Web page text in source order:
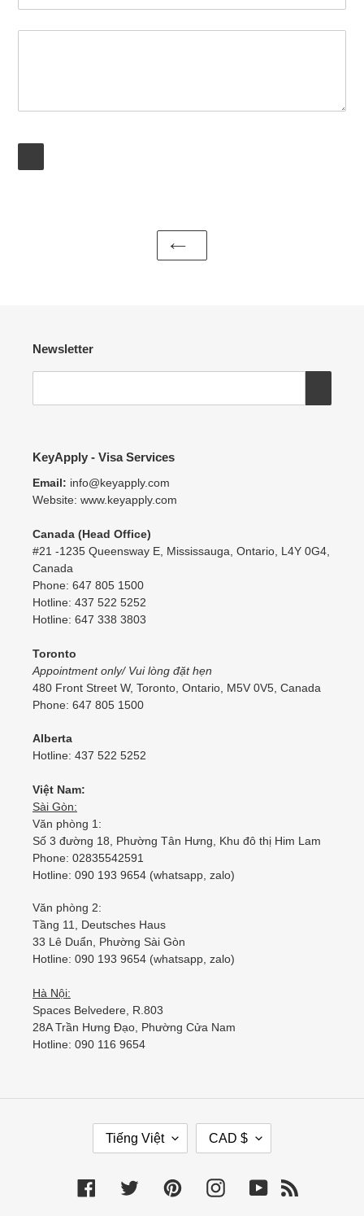
Newsletter
KeyApply - Visa Services
Email: info@keyapply.com
Website: www.keyapply.com
Canada (Head Office)
#21 -1235 Queensway E, Mississauga, Ontario, L4Y 0G4,
Canada
Phone: 647 805 1500
Hotline: 437 522 5252
Hotline: 647 338 3803
Toronto
Appointment only/ Vui lòng đặt hẹn
480 Front Street W, Toronto, Ontario, M5V 0V5, Canada
Phone: 647 805 1500
Alberta
Hotline: 437 522 5252
Việt Nam:
Sài Gòn:
Văn phòng 1:
Số 3 đường 18, Phường Tân Hưng, Khu đô thị Him Lam
Phone: 02835542591
Hotline: 090 193 9654 (whatsapp, zalo)
Văn phòng 2:
Tầng 11, Deutsches Haus
33 Lê Duẩn, Phường Sài Gòn
Hotline: 090 193 9654 (whatsapp, zalo)
Hà Nội:
Spaces Belvedere, R.803
28A Trần Hưng Đạo, Phường Cửa Nam
Hotline: 090 116 9654
Tiếng Việt CAD $
Facebook Twitter PinterestInstagramYouTube